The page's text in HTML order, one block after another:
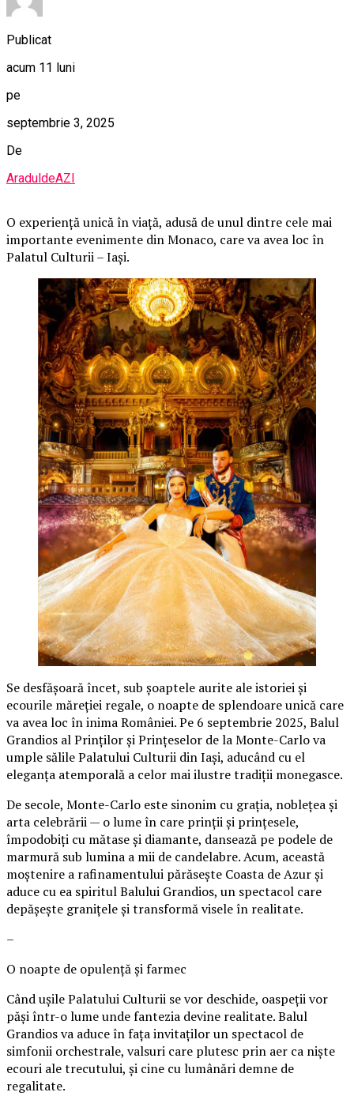
Publicat
acum 11 luni
pe
septembrie 3, 2025
De
AraduldeAZI
O experiență unică în viață, adusă de unul dintre cele mai
importante evenimente din Monaco, care va avea loc în
Palatul Culturii – Iași.
Se desfășoară încet, sub șoaptele aurite ale istoriei și
ecourile măreției regale, o noapte de splendoare unică care
va avea loc în inima României. Pe 6 septembrie 2025, Balul
Grandios al Prinților și Prințeselor de la Monte-Carlo va
umple sălile Palatului Culturii din Iași, aducând cu el
eleganța atemporală a celor mai ilustre tradiții monegasce.
De secole, Monte-Carlo este sinonim cu grația, noblețea și
arta celebrării — o lume în care prinții și prințesele,
împodobiți cu mătase și diamante, dansează pe podele de
marmură sub lumina a mii de candelabre. Acum, această
moștenire a rafinamentului părăsește Coasta de Azur și
aduce cu ea spiritul Balului Grandios, un spectacol care
depășește granițele și transformă visele în realitate.
–
O noapte de opulență și farmec
Când ușile Palatului Culturii se vor deschide, oaspeții vor
păși într-o lume unde fantezia devine realitate. Balul
Grandios va aduce în fața invitaților un spectacol de
simfonii orchestrale, valsuri care plutesc prin aer ca niște
ecouri ale trecutului, și cine cu lumânări demne de
regalitate.